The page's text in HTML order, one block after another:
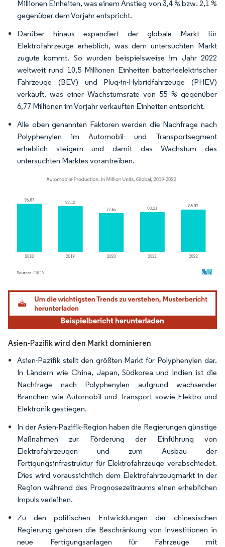
Millionen Einheiten, was einem Anstieg von 3,4 % bzw. 2,1 %
gegenüber dem Vorjahr entspricht.
Darüber hinaus expandiert der globale Markt für
Elektrofahrzeuge erheblich, was dem untersuchten Markt
zugute kommt. So wurden beispielsweise im Jahr 2022
weltweit rund 10,5 Millionen Einheiten batterieelektrischer
Fahrzeuge (BEV) und Plug-in-Hybridfahrzeuge (PHEV)
verkauft, was einer Wachstumsrate von 55 % gegenüber
6,77 Millionen im Vorjahr verkauften Einheiten entspricht.
Alle oben genannten Faktoren werden die Nachfrage nach
Polyphenylen im Automobil- und Transportsegment
erheblich steigern und damit das Wachstum des
untersuchten Marktes vorantreiben.
Bild © Mordor Intelligence. Wiederverwendung erfordert Namensnennung gemäß
Asien-Pazifik wird den Markt dominieren
Asien-Pazifik stellt den größten Markt für Polyphenylen dar.
In Ländern wie China, Japan, Südkorea und Indien ist die
Nachfrage nach Polyphenylen aufgrund wachsender
Branchen wie Automobil und Transport sowie Elektro und
Elektronik gestiegen.
In der Asien-Pazifik-Region haben die Regierungen günstige
Maßnahmen zur Förderung der Einführung von
Elektrofahrzeugen und zum Ausbau der
Fertigungsinfrastruktur für Elektrofahrzeuge verabschiedet.
Dies wird voraussichtlich dem Elektrofahrzeugmarkt in der
Region während des Prognosezeitraums einen erheblichen
Impuls verleihen.
Zu den politischen Entwicklungen der chinesischen
Regierung gehören die Beschränkung von Investitionen in
neue Fertigungsanlagen für Fahrzeuge mit